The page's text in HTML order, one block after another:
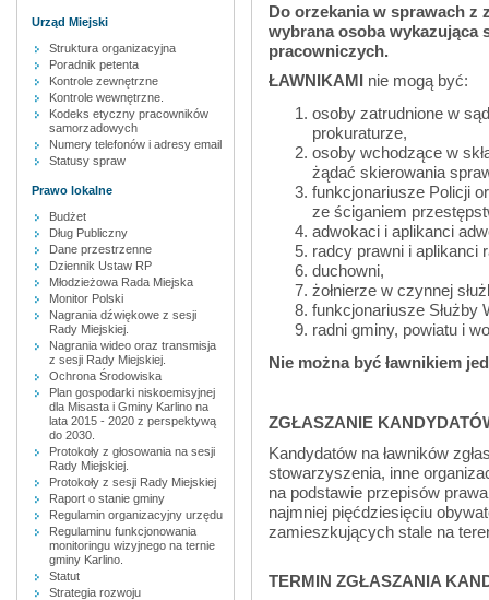
Urząd Miejski
Struktura organizacyjna
Poradnik petenta
Kontrole zewnętrzne
Kontrole wewnętrzne.
Kodeks etyczny pracowników
samorzadowych
Numery telefonów i adresy email
Statusy spraw
Prawo lokalne
Budżet
Dług Publiczny
Dane przestrzenne
Dziennik Ustaw RP
Młodzieżowa Rada Miejska
Monitor Polski
Nagrania dźwiękowe z sesji
Rady Miejskiej.
Nagrania wideo oraz transmisja
z sesji Rady Miejskiej.
Ochrona Środowiska
Plan gospodarki niskoemisyjnej
dla Misasta i Gminy Karlino na
lata 2015 - 2020 z perspektywą
do 2030.
Protokoły z głosowania na sesji
Rady Miejskiej.
Protokoły z sesji Rady Miejskiej
Raport o stanie gminy
Regulamin organizacyjny urzędu
Regulaminu funkcjonowania
monitoringu wizyjnego na ternie
gminy Karlino.
Statut
Strategia rozwoju
Do orzekania w sprawach z
wybrana osoba wykazująca
pracowniczych.
ŁAWNIKAMI nie mogą być:
osoby zatrudnione w
prokuraturze,
osoby wchodzące w
żądać skierowania
funkcjonariusze Policji
ze ściganiem
adwokaci i aplikanci
radcy prawni i aplikanci
duchowni,
żołnierze w czynnej
funkcjonariusze Służby
radni gminy, powiatu i
Nie można być ławnikiem
ZGŁASZANIE
Kandydatów na ławników
stowarzyszenia, inne
na podstawie przepisów
najmniej pięćdziesięciu
zamieszkujących stale na
TERMIN ZGŁASZANIA